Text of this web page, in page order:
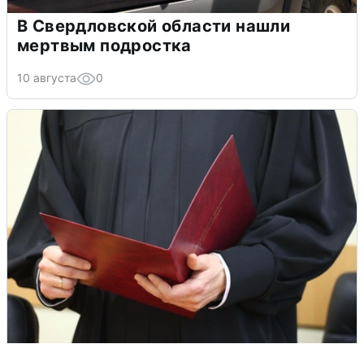
В Свердловской области нашли
мертвым подростка
10 августа 0